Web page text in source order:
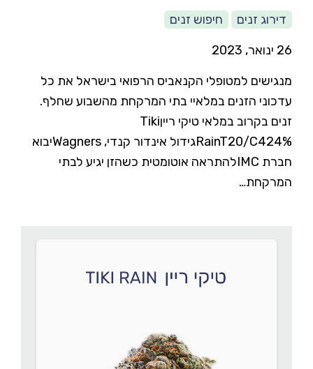
דירוג זנים
חיפוש זנים
26 ינואר, 2023
מנגישים למטופלי הקנאביס הרפואי בישראל את כל
עדכוני הזנים במלאיי בתי המרקחת מהשבוע שחלף.
זנים בקרוב במלאי טיקי רייןTiki
RainT20/C424%גידול אינדור קנדי, Wagnersיבוא
חברת IMCלהתראה אוטומטית כשהזן יגיע לבתי
המרקחת…